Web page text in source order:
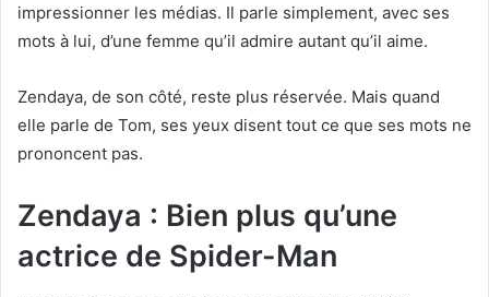
impressionner les médias. Il parle simplement, avec ses
mots à lui, d’une femme qu’il admire autant qu’il aime.
Zendaya, de son côté, reste plus réservée. Mais quand
elle parle de Tom, ses yeux disent tout ce que ses mots ne
prononcent pas.
Zendaya : Bien plus qu’une
actrice de Spider-Man